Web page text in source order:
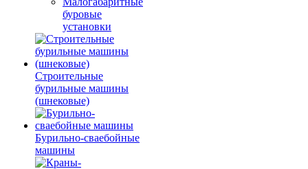
буровые
установки
Строительные
бурильные машины
(шнековые)
Бурильно-сваебойные
машины